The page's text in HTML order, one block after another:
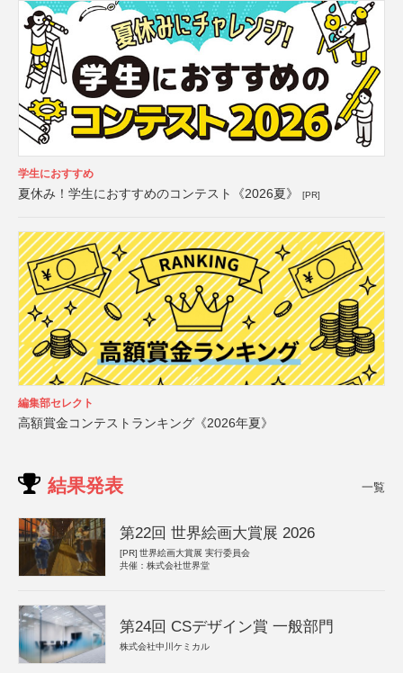
学生におすすめ
夏休み！学生におすすめのコンテスト《2026夏》 [PR]
編集部セレクト
高額賞金コンテストランキング《2026年夏》
結果発表 一覧
第22回 世界絵画大賞展 2026
[PR] 世界絵画大賞展 実行委員会
共催：株式会社世界堂
第24回 CSデザイン賞 一般部門
株式会社中川ケミカル